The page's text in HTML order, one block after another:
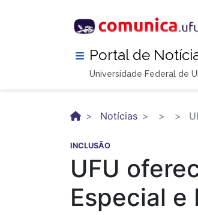
Portal de
Universidade Federal de
Notícias
INCLUSÃO
UFU
Especial e